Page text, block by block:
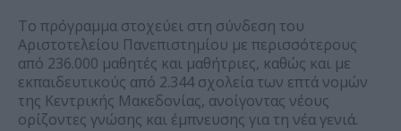
Το πρόγραμμα στοχεύει στη σύνδεση του
Αριστοτελείου Πανεπιστημίου με περισσότερους
από 236.000 μαθητές και μαθήτριες, καθώς και με
εκπαιδευτικούς από 2.344 σχολεία των επτά νομών
της Κεντρικής Μακεδονίας, ανοίγοντας νέους
ορίζοντες γνώσης και έμπνευσης για τη νέα γενιά.